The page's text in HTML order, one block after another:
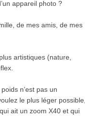
appareil photo ?
de mes amis, de mes
artistiques (nature,
n’est pas un
le plus léger possible,
ait un zoom X40 et qui